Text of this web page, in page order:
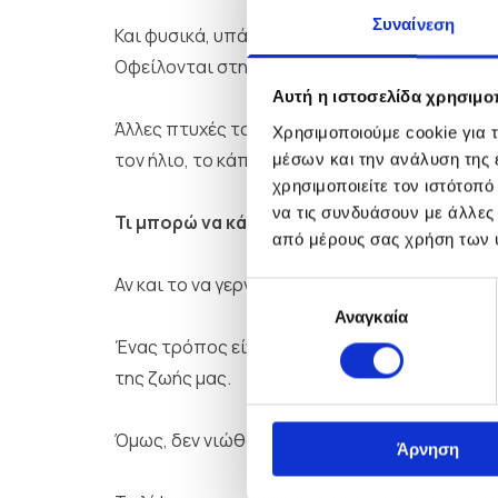
Συναίνεση
Αυτή η ιστοσελίδα
Χρησιμοποιούμε cookie για
μέσων και την ανάλυση της
χρησιμοποιείτε τον
να τις συνδυάσουν με
από μέρους σας χρήση των
Επιλογή
συγκατάθεσηςΑναγκαία
Άρνηση
Και φυσικά, υπάρχουν και οι ρυτίδες. Οι
Οφείλονται στη συνεχή κίνηση των μυών
Άλλες πτυχές του δέρματος βαθαίνουν
τον ήλιο, το κάπνισμα και τη φυσική φθορά
Τι μπορώ να κάνω για το γερασμένο
Αν και το να γερνάει κανείς είναι κάτι
Ένας τρόπος είναι να αποδεχτούμε την
της ζωής μας.
Όμως, δεν νιώθουν όλοι άνετα με αυτές τις